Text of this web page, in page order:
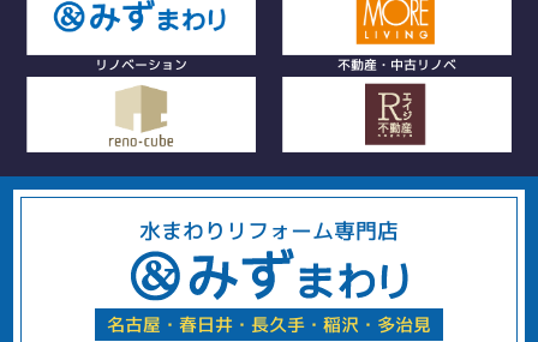
リノベーション 不動産・中古リノベ
水まわりリフォーム専門店
名古屋・春日井・長久手・稲沢・多治見